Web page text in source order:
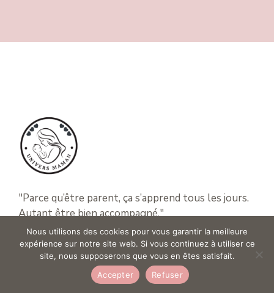
"Parce qu’être parent, ça s’apprend tous les jours.
Autant être bien accompagné."
GROSSESSE
Nous utilisons des cookies pour vous garantir la meilleure
expérience sur notre site web. Si vous continuez à utiliser ce
site, nous supposerons que vous en êtes satisfait.
Accepter
Refuser